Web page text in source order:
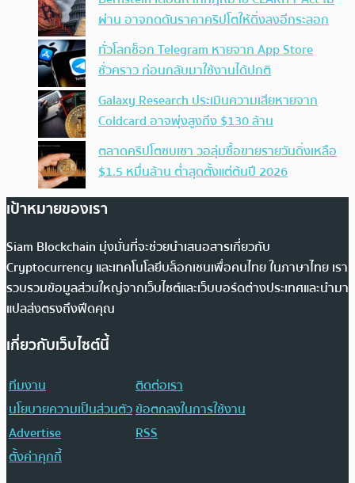
ผ่าน อาจกดดันราคาคริปโตให้ดิ่งลงอีกระลอก
ทั่วโลกช็อก Telegram หายจาก App Store
ชั่วคราว ก่อนกลับมาใช้งานได้ปกติ
Galaxy Research ประเมินความเสียหายจาก
Coldcard อาจพุ่งสูงถึง $130 ล้าน
ตลาดคริปโตซบเซา วอลุ่มซื้อขายรายวันดิ่งเหลือ
$1.5 หมื่นล้าน ต่ำสุดตั้งแต่ต้นปี 2026
เป้าหมายของเรา
Siam Blockchain มุ่งมั่นที่จะช่วยนำเสนอสารเกี่ยวกับ
Cryptocurrency และเทคโนโลยีบล็อกเชนเพื่อคนไทย ในภาษาไทย เรา
รวบรวมข้อมูลส่วนใหญ่จากเว็บไซต์และเว็บบอร์ดต่างประเทศและนำมา
แปลส่งตรงถึงฟีดคุณ
เกี่ยวกับเว็บไซต์นี้
ทีมงาน
ติดต่อเรา
นโยบายความเป็นส่วนตัวข้อตกลงในการใช้งาน
Advertise
RSS
ตั้งค่าคุกกี้